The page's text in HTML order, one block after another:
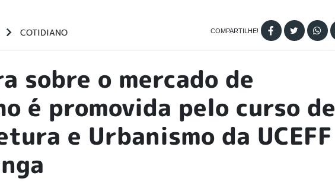
COTIDIANO
sobre o mercado de
é promovida pelo curso de
e Urbanismo da UCEFF